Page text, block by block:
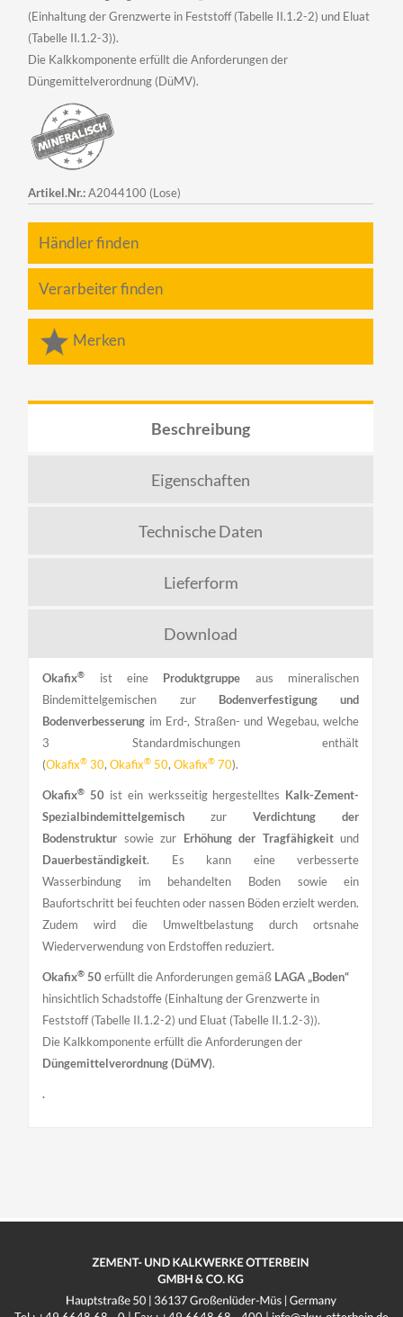
(Einhaltung der Grenzwerte in Feststoff (Tabelle II.1.2-2) und Eluat
(Tabelle II.1.2-3)).
Die Kalkkomponente erfüllt die Anforderungen der
Düngemittelverordnung (DüMV).
Artikel.Nr.:A2044100 (Lose)
Händler finden
Verarbeiter finden
Merken
Beschreibung
Eigenschaften
Technische Daten
Lieferform
Download
Okafix® ist eine Produktgruppe aus mineralischen
Bindemittelgemischen zur Bodenverfestigung und
Bodenverbesserung im Erd-, Straßen- und Wegebau, welche
3 Standardmischungen enthält
(Okafix® 30,Okafix® 50,Okafix® 70).
Okafix® 50 ist ein werksseitig hergestelltes Kalk-Zement-
Spezialbindemittelgemisch zurVerdichtung der
Bodenstruktur sowie zur Erhöhung der Tragfähigkeitund
Dauerbeständigkeit. Es kann eine verbesserte
Wasserbindung im behandelten Boden sowie ein
Baufortschritt bei feuchten oder nassen Böden erzielt werden.
Zudem wird die Umweltbelastung durch ortsnahe
Wiederverwendung von Erdstoffen reduziert.
Okafix® 50erfüllt die Anforderungen gemäß LAGA „Boden“
hinsichtlich Schadstoffe (Einhaltung der Grenzwerte in
Feststoff (Tabelle II.1.2-2) und Eluat (Tabelle II.1.2-3)).
Die Kalkkomponente erfüllt die Anforderungen der
Düngemittelverordnung (DüMV).
.
Bodenstabilisierung,
Bodenverbesserung
Trockenrohdichte:
2,6-2,8 kg/ dm³
Materialzusammensetzung:- 40 – 60 % Kalk nach EN
459-1 und kalkreiche
hydraulische